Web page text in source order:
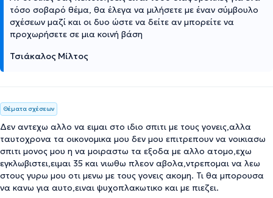
τόσο σοβαρό θέμα, θα έλεγα να μιλήσετε με έναν σύμβουλο
σχέσεων μαζί και οι δυο ώστε να δείτε αν μπορείτε να
προχωρήσετε σε μια κοινή βάση
Τσιάκαλος Μίλτος
Θέματα σχέσεων
Δεν αντεχω αλλο να ειμαι στο ιδιο σπιτι με τους γονεις,αλλα
ταυτοχρονα τα οικονομικα μου δεν μου επιτρεπουν να νοικιασω
σπιτι μονος μου η να μοιραστω τα εξοδα με αλλο ατομο,εχω
εγκλωβιστει,ειμαι 35 και νιωθω πλεον αβολα,ντρεπομαι να λεω
στους γυρω μου οτι μενω με τους γονεις ακομη. Τι θα μπορουσα
να κανω για αυτο,ειναι ψυχοπλακωτικο και με πιεζει.